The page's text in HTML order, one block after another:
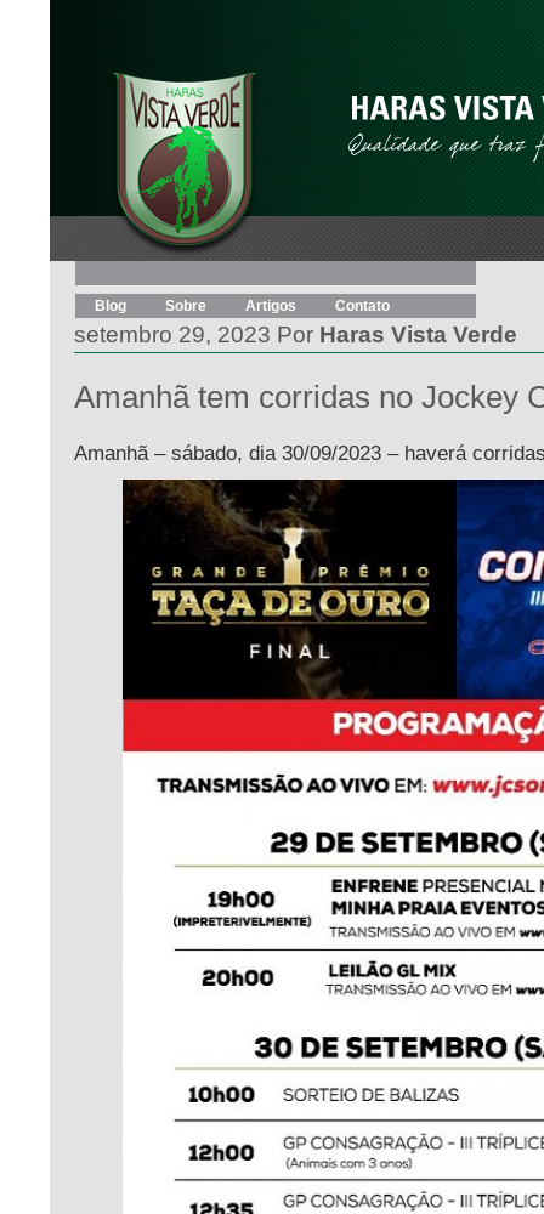
Blog Sobre Artigos Contato
setembro 29, 2023 Por Haras Vista Verde
Amanhã tem corridas no Jockey
Amanhã – sábado, dia 30/09/2023 – haverá